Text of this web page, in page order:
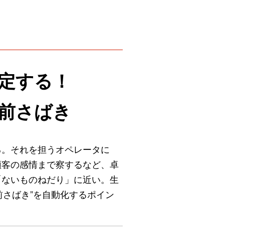
する！
さばき
それを担うオペレータに
の感情まで察するなど、卓
いものねだり」に近い。生
ばき”を自動化するポイン